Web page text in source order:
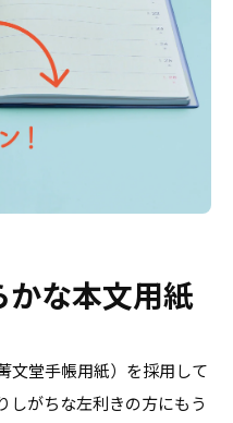
かな本文用紙
文堂手帳用紙）を採用して
しがちな左利きの方にもう